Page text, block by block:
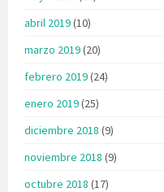
abril 2019(10)
marzo 2019(20)
febrero 2019(24)
enero 2019(25)
diciembre 2018 (9)
noviembre 2018 (9)
octubre 2018 (17)